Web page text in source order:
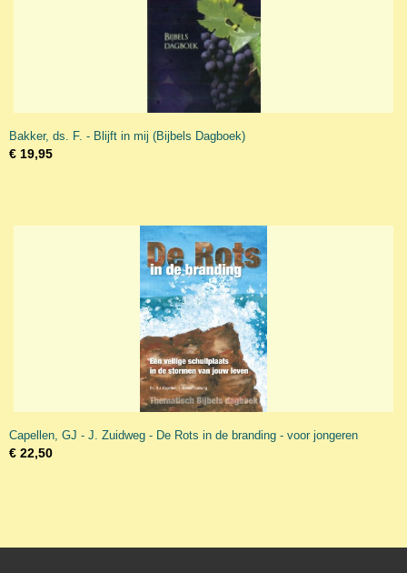
Bakker, ds. F. - Blijft in mij (Bijbels Dagboek)
€ 19,95
Capellen, GJ - J. Zuidweg - De Rots in de branding - voor jongeren
€ 22,50